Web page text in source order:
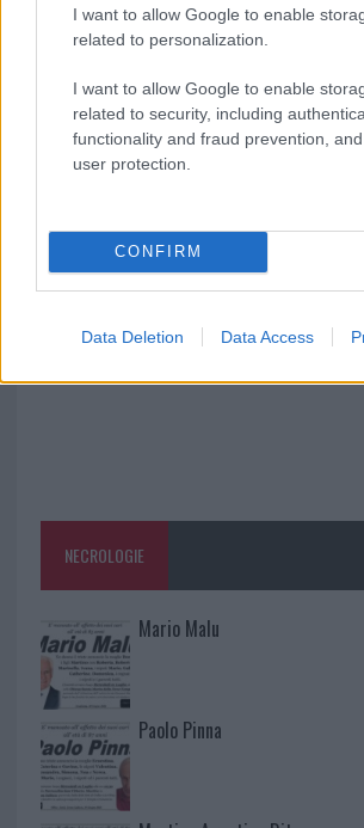
I want to allow Google to enable
related to personalization.
I want to allow Google to enable
related to security, including
functionality and fraud prevention,
user protection.
CONFIRM
Data Deletion Data Access
La Maddalena, festa per i 30
center di Tegge
Esce di strada con l’auto ad
conducente
del fuoco
NECROLOGIE
Mario Malu
Paolo Pinna